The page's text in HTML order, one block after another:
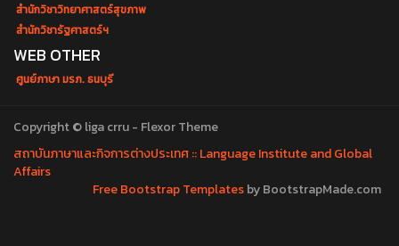
สำนักวิชาวิทยาศาสตร์สุขภาพ
สำนักวิชารัฐศาสตร์ฯ
WEB OTHER
ศูนย์ภาษา มรภ. ธนบุรี
Copyright © liga crru - Flexor Theme
สถาบันภาษาและกิจการต่างประเทศ :: Language Institute and Global
Affairs
Free Bootstrap Templatesby BootstrapMade.com